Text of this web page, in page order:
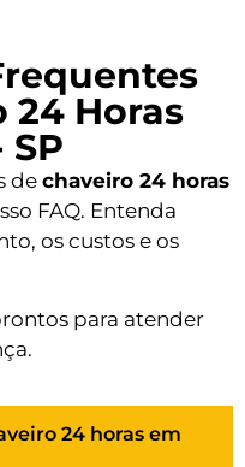
24 Horas
de chaveiro 24 horas
FAQ. Entenda
os custos e os
para atender
24 horas em